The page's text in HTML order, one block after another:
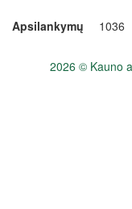
Apsilankymų 1036
2026 © Kauno